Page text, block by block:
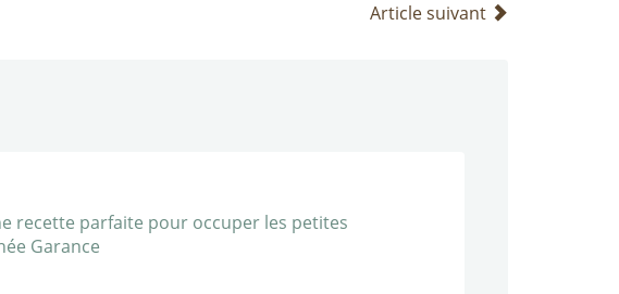
Article suivant
recette parfaite pour occuper les petites
Garance